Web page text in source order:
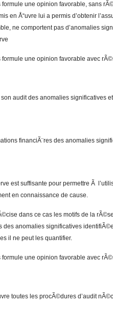
une opinion favorable, sans
en Å“uvre lui a permis d’obtenir
ne comportent pas d’anomalies
une opinion favorable avec
audit des anomalies significatives
financiÃ¨res des anomalies
est suffisante pour permettre Ã
en connaissance de cause.
dans ce cas les motifs de la
des anomalies significatives
il ne peut les quantifier.
une opinion favorable avec
toutes les procÃ©dures d’audit